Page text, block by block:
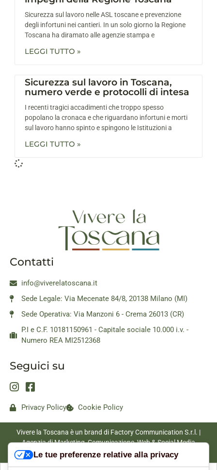
Sicurezza sul lavoro nelle ASL toscane e prevenzione
degli infortuni nei cantieri. In un solo giorno la Regione
Toscana ha diramato alle agenzie stampa e
LEGGI TUTTO »
Sicurezza sul lavoro in Toscana,
numero verde e protocolli di intesa
I recenti tragici accadimenti che troppo spesso
popolano la cronaca e che riguardano infortuni e morti
sul lavoro hanno spinto e spingono le Istituzioni a
LEGGI TUTTO »
Contatti
info@viverelatoscana.it
Sede Legale: Via Mecenate 84/8, 20138 Milano (MI)
Sede Operativa: Via Manzoni 6 - Crema 26013 (CR)
P.I e C.F. 10181150961 - Capitale sociale 10.000 i.v. -
Numero REA MI2512368
Seguici su
Privacy Policy Cookie Policy
Vivere la Toscana è un brand di Factory Communication S.r.l. |
Agenzia di Marketing, Comunicazione, Web & Social Media
|www.factorycommunication.it
Le tue preferenze relative alla privacy